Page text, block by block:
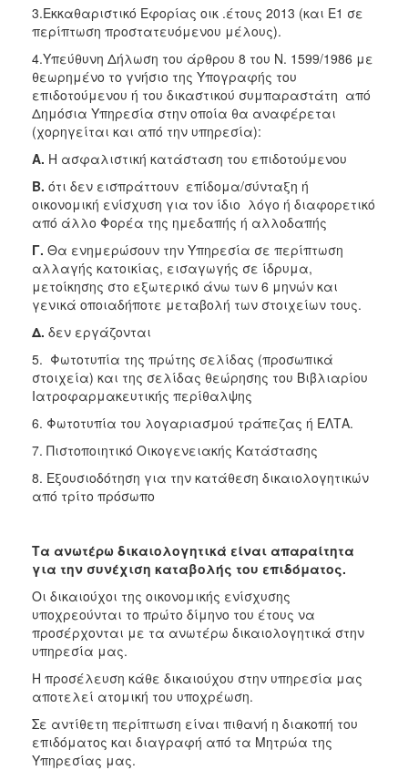
Ισότητα
των
Υγεία
Αυτόματοι
Απινιδωτές
ΤΟΠΟΣ
ΔΗΜΟΣ
ΠΟΛΙΤΙΣΜΟΣ
3.Εκκαθαριστικό Εφορίας οικ .έτους 2013 (και Ε1 σε
περίπτωση προστατευόμενου μέλους).
4.Υπεύθυνη Δήλωση του άρθρου 8 του Ν. 1599/1986 με
θεωρημένο το γνήσιο της Υπογραφής του
επιδοτούμενου ή του δικαστικού συμπαραστάτη από
Δημόσια Υπηρεσία στην οποία θα αναφέρεται
(χορηγείται και από την υπηρεσία):
Α. Η ασφαλιστική κατάσταση του επιδοτούμενου
Β. ότι δεν εισπράττουν επίδομα/σύνταξη ή
οικονομική ενίσχυση για τον ίδιο λόγο ή διαφορετικό
από άλλο Φορέα της ημεδαπής ή αλλοδαπής
Γ. Θα ενημερώσουν την Υπηρεσία σε περίπτωση
αλλαγής κατοικίας, εισαγωγής σε ίδρυμα,
μετοίκησης στο εξωτερικό άνω των 6 μηνών και
γενικά οποιαδήποτε μεταβολή των στοιχείων τους.
Δ. δεν εργάζονται
5. Φωτοτυπία της πρώτης σελίδας (προσωπικά
στοιχεία) και της σελίδας θεώρησης του Βιβλιαρίου
Ιατροφαρμακευτικής περίθαλψης
6. Φωτοτυπία του λογαριασμού τράπεζας ή ΕΛΤΑ.
7. Πιστοποιητικό Οικογενειακής Κατάστασης
8. Εξουσιοδότηση για την κατάθεση δικαιολογητικών
από τρίτο πρόσωπο
Τα ανωτέρω δικαιολογητικά είναι απαραίτητα
για την συνέχιση καταβολής του επιδόματος.
Οι δικαιούχοι της οικονομικής ενίσχυσης
υποχρεούνται το πρώτο δίμηνο του έτους να
προσέρχονται με τα ανωτέρω δικαιολογητικά στην
υπηρεσία μας.
Η προσέλευση κάθε δικαιούχου στην υπηρεσία μας
αποτελεί ατομική του υποχρέωση.
Σε αντίθετη περίπτωση είναι πιθανή η διακοπή του
επιδόματος και διαγραφή από τα Μητρώα της
Υπηρεσίας μας.